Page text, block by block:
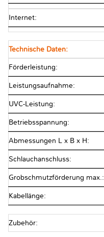
Internet:
Technische Daten:
Förderleistung:
Leistungsaufnahme:
UVC-Leistung:
Betriebsspannung:
Abmessungen L x B x H:
Schlauchanschluss:
Grobschmutzförderung max.:
Kabellänge:
Zubehör: